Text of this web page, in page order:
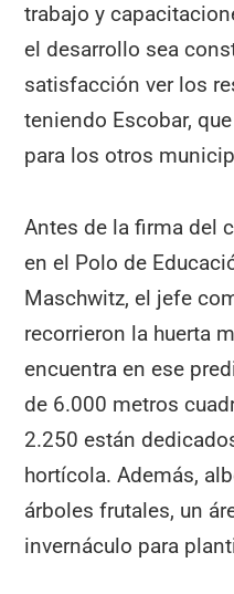
trabajo y
el desarrollo sea
satisfacción ver los
teniendo Escobar,
para los otros
Antes de la firma del
en el Polo de
Maschwitz, el jefe
recorrieron la huerta
encuentra en ese
de 6.000 metros
2.250 están
hortícola. Además,
árboles frutales, un
invernáculo para